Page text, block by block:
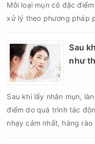
Mỗi loại mụn có đặc
xử lý theo phương pháp
mụn không đúng chỉ
nên nghiêm trọng hơn,
thâm hoặc sẹo khó phục
Sau
như
Sau khi lấy nhân mụn,
điểm do quá trình tác
nhạy cảm nhất, hàng